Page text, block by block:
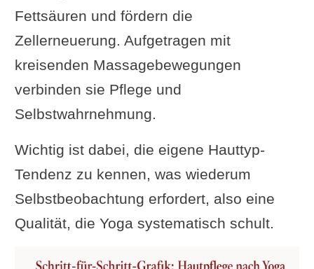
Fettsäuren und fördern die
Zellerneuerung. Aufgetragen mit
kreisenden Massagebewegungen
verbinden sie Pflege und
Selbstwahrnehmung.
Wichtig ist dabei, die eigene Hauttyp-
Tendenz zu kennen, was wiederum
Selbstbeobachtung erfordert, also eine
Qualität, die Yoga systematisch schult.